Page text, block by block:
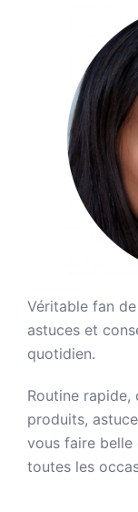
Véritable fan
astuces et
quotidien.
Routine
produits,
vous faire
toutes les